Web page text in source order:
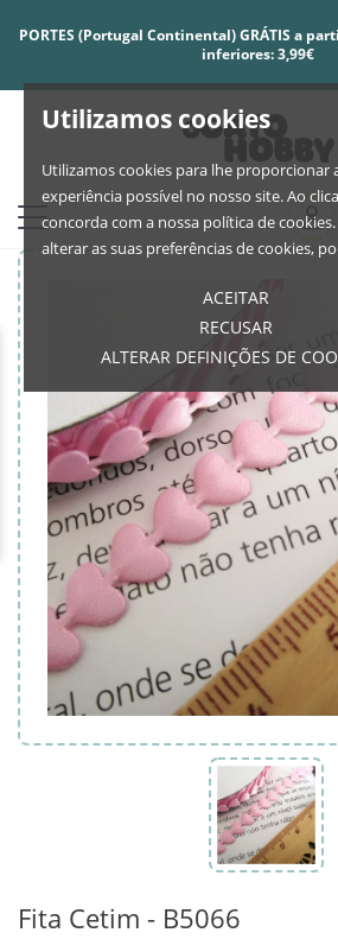
Utilizamos cookies
Utilizamos cookies para lhe proporcionar
experiência possível no nosso site. Ao
concorda com a nossa política de cookies.
alterar as suas preferências de cookies,
ACEITAR
RECUSAR
ALTERAR DEFINIÇÕES DE
PORTES (Portugal Continental) GRÁTIS a
inferiores: 3,99€
Fita Cetim - B5066